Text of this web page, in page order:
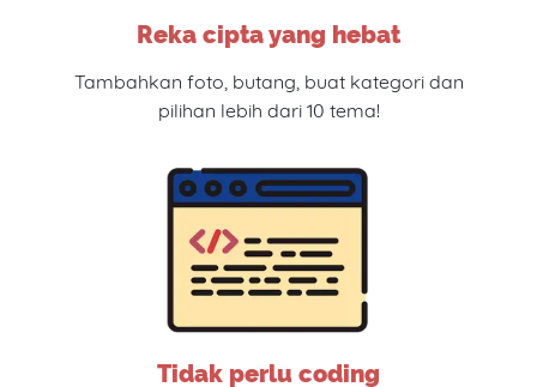
Reka cipta yang hebat
Tambahkan foto, butang, buat kategori dan
pilihan lebih dari 10 tema!
Tidak perlu coding